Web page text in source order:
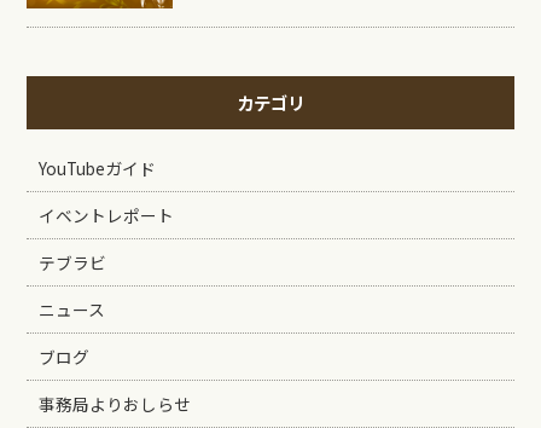
カテゴリ
YouTubeガイド
イベントレポート
テブラビ
ニュース
ブログ
事務局よりおしらせ